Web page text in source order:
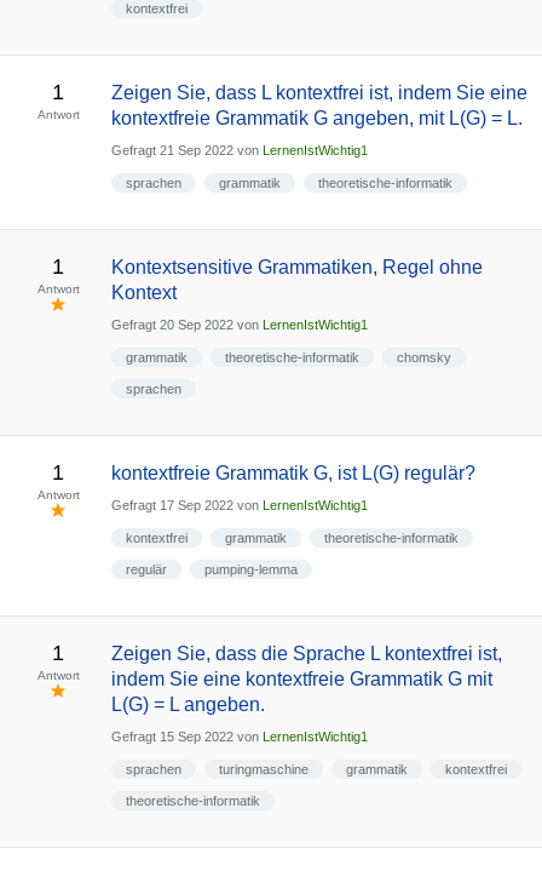
kontextfrei
1
Antwort
Zeigen Sie, dass L kontextfrei ist, indem Sie eine
kontextfreie Grammatik G angeben, mit L(G) = L.
Gefragt 21 Sep 2022 von LernenIstWichtig1
sprachen grammatik theoretische-informatik
1
Antwort
Kontextsensitive Grammatiken, Regel ohne
Kontext
Gefragt 20 Sep 2022 von LernenIstWichtig1
grammatik theoretische-informatik chomsky
sprachen
1
Antwort
kontextfreie Grammatik G, ist L(G) regulär?
Gefragt 17 Sep 2022 von LernenIstWichtig1
kontextfrei grammatik theoretische-informatik
regulär pumping-lemma
1
Antwort
Zeigen Sie, dass die Sprache L kontextfrei ist,
indem Sie eine kontextfreie Grammatik G mit
L(G) = L angeben.
Gefragt 15 Sep 2022 von LernenIstWichtig1
sprachen turingmaschine grammatik kontextfrei
theoretische-informatik